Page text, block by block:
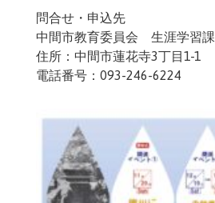
問合せ・申込先
中間市教育委員会 生涯学習課
住所：中間市蓮花寺3丁目1-1
電話番号：093-246-6224